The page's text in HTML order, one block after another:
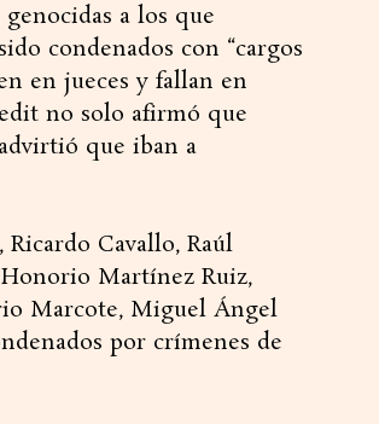
a los que
condenados con “cargos
en jueces y fallan en
no solo afirmó que
que iban a
Cavallo, Raúl
Martínez Ruiz,
Marcote, Miguel Ángel
por crímenes de